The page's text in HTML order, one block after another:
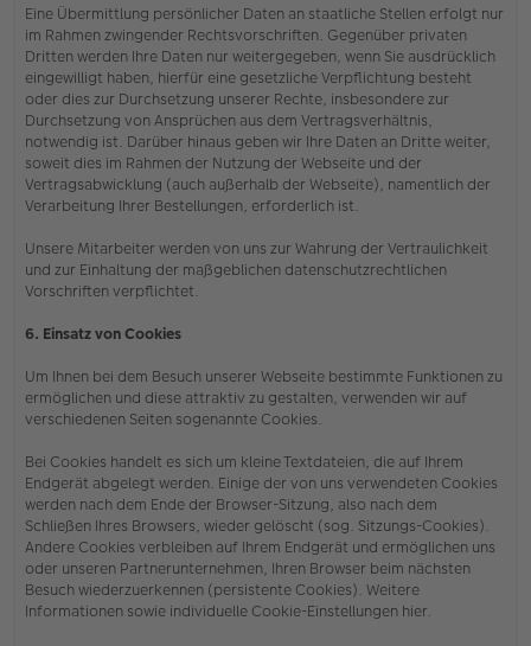
Eine Übermittlung persönlicher Daten an staatliche Stellen erfolgt nur
im Rahmen zwingender Rechtsvorschriften. Gegenüber privaten
Dritten werden Ihre Daten nur weitergegeben, wenn Sie ausdrücklich
eingewilligt haben, hierfür eine gesetzliche Verpflichtung besteht
oder dies zur Durchsetzung unserer Rechte, insbesondere zur
Durchsetzung von Ansprüchen aus dem Vertragsverhältnis,
notwendig ist. Darüber hinaus geben wir Ihre Daten an Dritte weiter,
soweit dies im Rahmen der Nutzung der Webseite und der
Vertragsabwicklung (auch außerhalb der Webseite), namentlich der
Verarbeitung Ihrer Bestellungen, erforderlich ist.
Unsere Mitarbeiter werden von uns zur Wahrung der Vertraulichkeit
und zur Einhaltung der maßgeblichen datenschutzrechtlichen
Vorschriften verpflichtet.
6. Einsatz von Cookies
Um Ihnen bei dem Besuch unserer Webseite bestimmte Funktionen zu
ermöglichen und diese attraktiv zu gestalten, verwenden wir auf
verschiedenen Seiten sogenannte Cookies.
Bei Cookies handelt es sich um kleine Textdateien, die auf Ihrem
Endgerät abgelegt werden. Einige der von uns verwendeten Cookies
werden nach dem Ende der Browser-Sitzung, also nach dem
Schließen Ihres Browsers, wieder gelöscht (sog. Sitzungs-Cookies).
Andere Cookies verbleiben auf Ihrem Endgerät und ermöglichen uns
oder unseren Partnerunternehmen, Ihren Browser beim nächsten
Besuch wiederzuerkennen (persistente Cookies). Weitere
Informationen sowie individuelle Cookie-Einstellungen hier.